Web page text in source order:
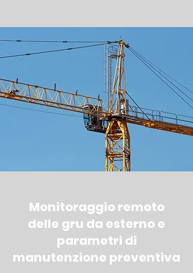
Monitoraggio remoto
delle gru da esterno e
parametri di
manutenzione preventiva